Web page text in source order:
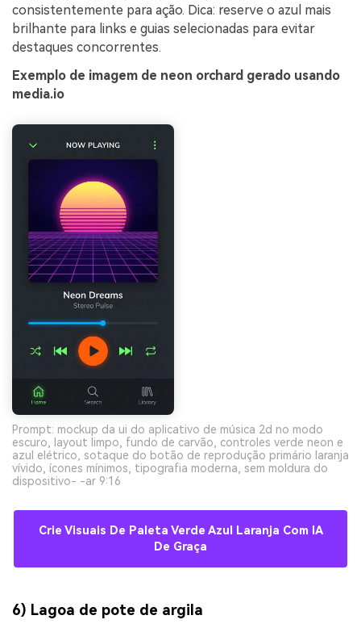
consistentemente para ação. Dica: reserve o azul mais
brilhante para links e guias selecionadas para evitar
destaques concorrentes.
Exemplo de imagem de neon orchard gerado usando
media.io
Prompt: mockup da ui do aplicativo de música 2d no modo
escuro, layout limpo, fundo de carvão, controles verde neon e
azul elétrico, sotaque do botão de reprodução primário laranja
vívido, ícones mínimos, tipografia moderna, sem moldura do
dispositivo- -ar 9:16
Crie Visuais De Paleta Verde Azul Laranja Com IA
De Graça
6) Lagoa de pote de argila